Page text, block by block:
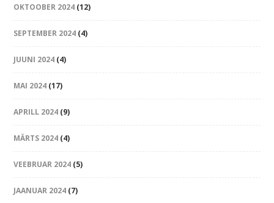
OKTOOBER 2024 (12)
SEPTEMBER 2024 (4)
JUUNI 2024 (4)
MAI 2024 (17)
APRILL 2024 (9)
MÄRTS 2024 (4)
VEEBRUAR 2024 (5)
JAANUAR 2024 (7)